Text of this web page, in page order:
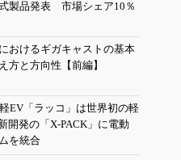
製品発表 市場シェア10％
おけるギガキャストの基本
方と方向性【前編】
EV「ラッコ」は世界初の軽
開発の「X-PACK」に電動
を統合